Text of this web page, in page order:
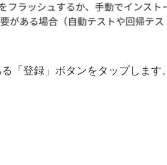
「登録」ボタンをタップします。